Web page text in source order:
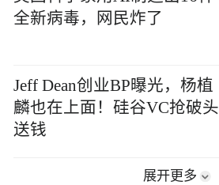
全新病毒，网民炸了
Jeff Dean创业BP曝光，杨植
麟也在上面！硅谷VC抢破头
送钱
展开更多